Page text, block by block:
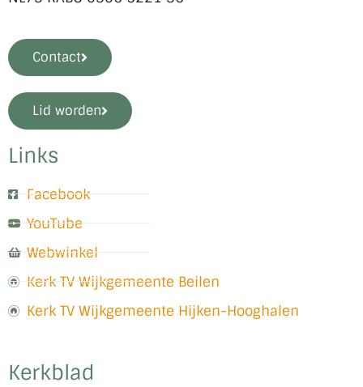
Contact
Lid worden
Links
Facebook
YouTube
Webwinkel
Kerk TV Wijkgemeente Beilen
Kerk TV Wijkgemeente Hijken-Hooghalen
Kerkblad